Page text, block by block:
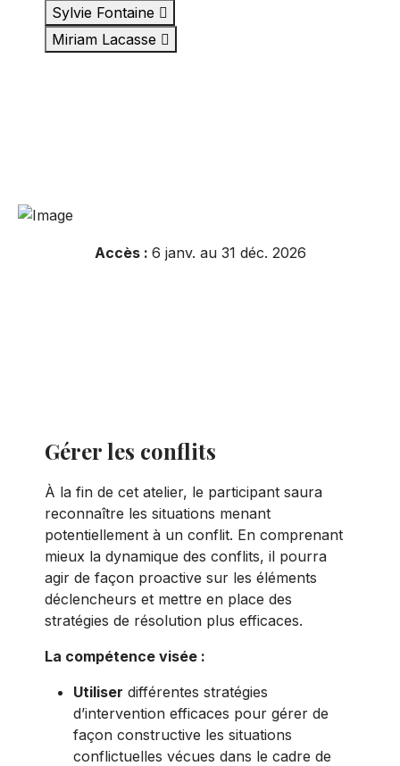
Sylvie Fontaine
Miriam Lacasse
Accès : 6 janv. au 31 déc. 2026
Gérer les conflits
À la fin de cet atelier, le participant saura
reconnaître les situations menant
potentiellement à un conflit. En comprenant
mieux la dynamique des conflits, il pourra
agir de façon proactive sur les éléments
déclencheurs et mettre en place des
stratégies de résolution plus efficaces.
La compétence visée :
Utiliser différentes stratégies
d’intervention efficaces pour gérer de
façon constructive les situations
conflictuelles vécues dans le cadre de